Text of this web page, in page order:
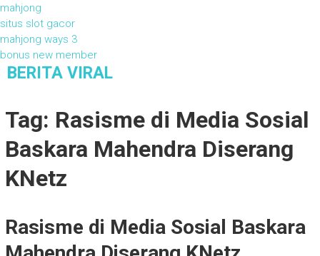
mahjong
situs slot gacor
mahjong ways 3
bonus new member
BERITA VIRAL
Tag: Rasisme di Media Sosial
Baskara Mahendra Diserang
KNetz
Rasisme di Media Sosial Baskara